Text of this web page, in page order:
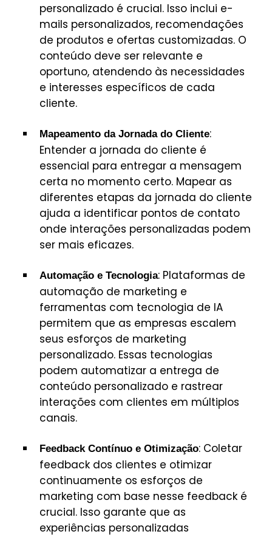
personalizado é crucial. Isso inclui e-
mails personalizados, recomendações
de produtos e ofertas customizadas. O
conteúdo deve ser relevante e
oportuno, atendendo às necessidades
e interesses específicos de cada
cliente.
Mapeamento da Jornada do Cliente:
Entender a jornada do cliente é
essencial para entregar a mensagem
certa no momento certo. Mapear as
diferentes etapas da jornada do cliente
ajuda a identificar pontos de contato
onde interações personalizadas podem
ser mais eficazes.
Automação e Tecnologia: Plataformas de
automação de marketing e
ferramentas com tecnologia de IA
permitem que as empresas escalem
seus esforços de marketing
personalizado. Essas tecnologias
podem automatizar a entrega de
conteúdo personalizado e rastrear
interações com clientes em múltiplos
canais.
Feedback Contínuo e Otimização: Coletar
feedback dos clientes e otimizar
continuamente os esforços de
marketing com base nesse feedback é
crucial. Isso garante que as
experiências personalizadas